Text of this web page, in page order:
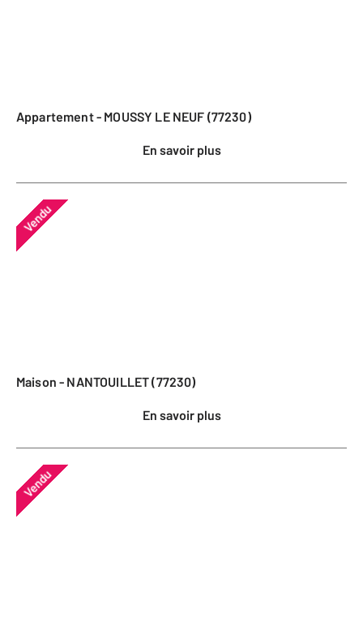
Appartement - MOUSSY LE NEUF (77230)
En savoir plus
Vendu
Maison - NANTOUILLET (77230)
En savoir plus
Vendu